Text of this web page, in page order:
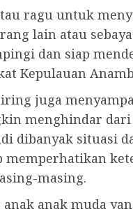
ragu untuk
lain atau
dan siap
Kepulauan
juga
menghindar
dibanyak situasi
memperhatikan
masing.
anak anak muda